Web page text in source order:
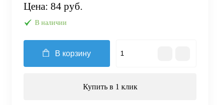
Цена: 84 руб.
В наличии
В корзину
Купить в 1 клик